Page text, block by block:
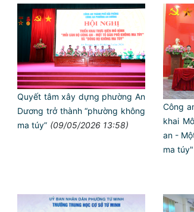
Quyết tâm xây dựng phường An
Dương trở thành “phường không
ma túy” (09/05/2026 13:58)
Công
khai
an -
ma túy"